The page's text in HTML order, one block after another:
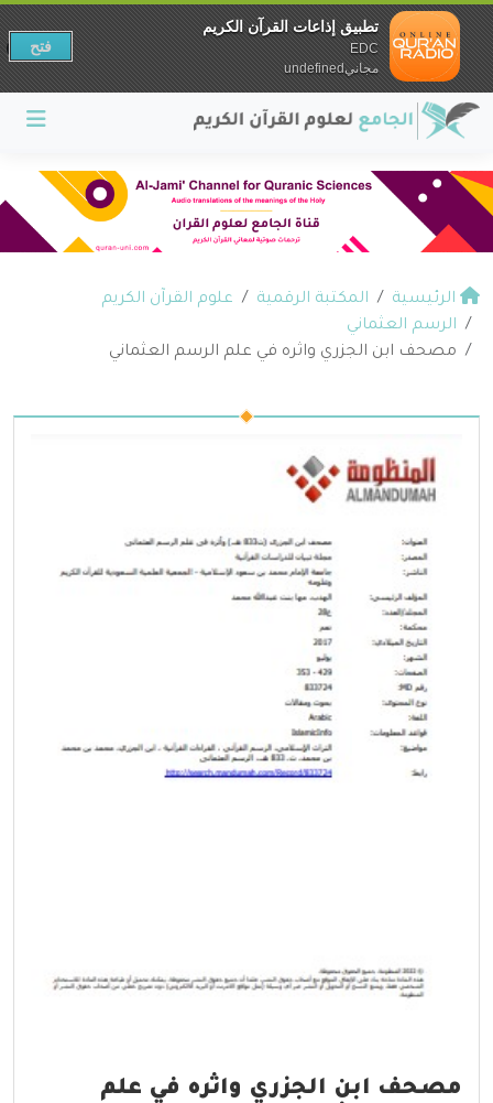
الرئيسية المكتبة الرقمية
علوم القرآن الكريم
الرسم العثماني
مصحف ابن الجزري واثره في علم الرسم العثماني
مصحف ابن الجزري واثره في علم
تطبيق إذاعات القرآن الكريم
EDC
مجانيundefined
فتح